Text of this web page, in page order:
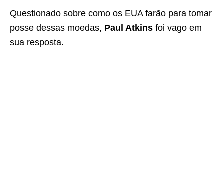
Questionado sobre como os EUA farão para tomar
posse dessas moedas, Paul Atkins foi vago em
sua resposta.